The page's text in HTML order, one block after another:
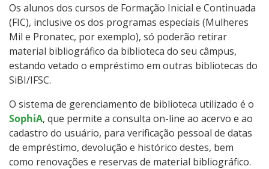
Os alunos dos cursos de Formação Inicial e Continuada
(FIC), inclusive os dos programas especiais (Mulheres
Mil e Pronatec, por exemplo), só poderão retirar
material bibliográfico da biblioteca do seu câmpus,
estando vetado o empréstimo em outras bibliotecas do
SiBI/IFSC.
O sistema de gerenciamento de biblioteca utilizado é o
SophiA, que permite a consulta on-line ao acervo e ao
cadastro do usuário, para verificação pessoal de datas
de empréstimo, devolução e histórico destes, bem
como renovações e reservas de material bibliográfico.